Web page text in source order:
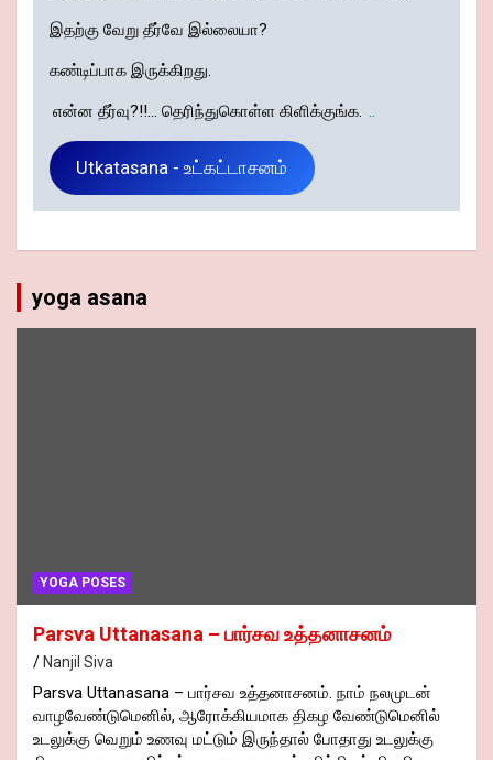
இதற்கு வேறு தீர்வே இல்லையா?
கண்டிப்பாக இருக்கிறது.
என்ன தீர்வு?!!... தெரிந்துகொள்ள கிளிக்குங்க. ..
Utkatasana - உட்கட்டாசனம்
yoga asana
YOGA POSES
Parsva Uttanasana – பார்சவ உத்தனாசனம்
Nanjil Siva
Parsva Uttanasana – பார்சவ உத்தனாசனம். நாம் நலமுடன்
வாழவேண்டுமெனில், ஆரோக்கியமாக திகழ வேண்டுமெனில்
உடலுக்கு வெறும் உணவு மட்டும் இருந்தால் போதாது உடலுக்கு